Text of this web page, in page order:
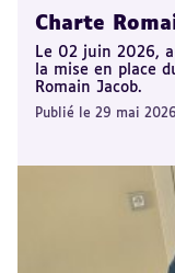
Charte
Le 02 juin 2026,
la mise en place
Romain Jacob.
Publié le 29 mai 2026